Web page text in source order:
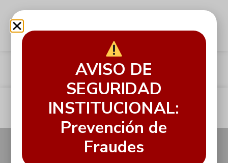
Categoría:Equipo
Inscríbete ahora
AVISO DE
SEGURIDAD
INSTITUCIONAL:
Prevención de
Fraudes